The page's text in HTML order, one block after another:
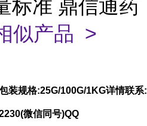
标准 鼎信通药
似产品 >
装规格:25G/100G/1KG详情联系:
微信同号)QQ